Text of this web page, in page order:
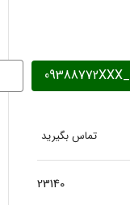
تماس بگیرید
23140